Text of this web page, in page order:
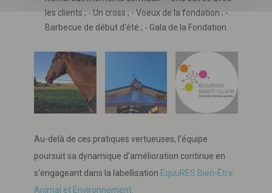
les clients ; - Un cross ; - Voeux de la fondation ; -
Barbecue de début d'été ; - Gala de la Fondation
Au-delà de ces pratiques vertueuses, l’équipe
poursuit sa dynamique d’amélioration continue en
s'engageant dans la labellisation EquuRES Bien-Être
Animal et Environnement.